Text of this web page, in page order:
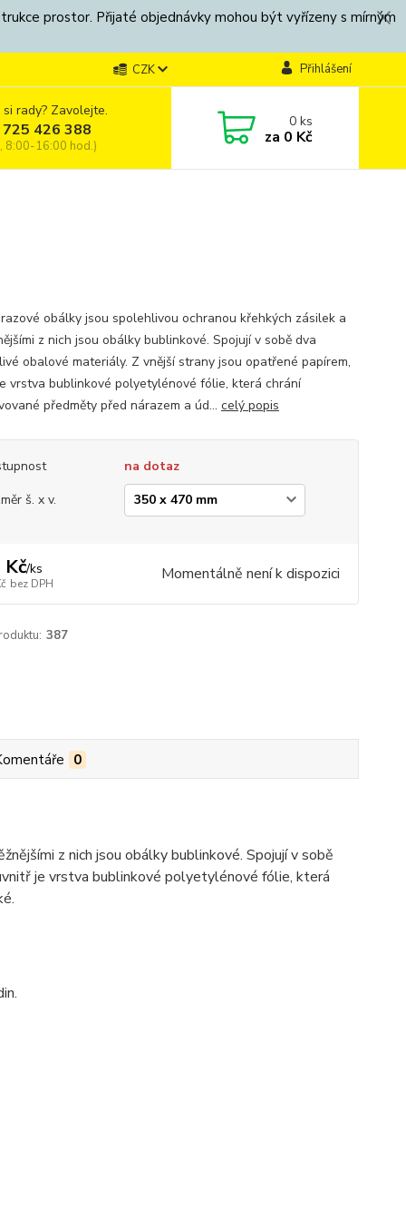
prostor. Přijaté objednávky mohou být vyřízeny s mírným
CZK Přihlášení
rady? Zavolejte.
426 388
8:00-16:00 hod.)
0ks
za 0 Kč
obálky jsou spolehlivou ochranou křehkých zásilek a
z nich jsou obálky bublinkové. Spojují v sobě dva
obalové materiály. Z vnější strany jsou opatřené papírem,
vrstva bublinkové polyetylénové fólie, která chrání
předměty před nárazem a úd... celý popis
na dotaz
š. x v.
Kč/ks
bez DPH Momentálně není k dispozici
387
0
z nich jsou obálky bublinkové. Spojují v sobě
je vrstva bublinkové polyetylénové fólie, která